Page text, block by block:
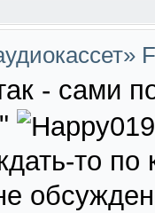
- сами
то по